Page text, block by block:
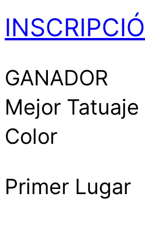
GANADOR
Mejor
Color
Primer Lugar